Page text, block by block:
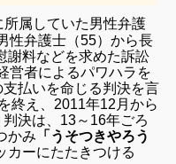
属していた男性弁護
性弁護士（55）から長
謝料などを求めた訴訟
営者によるパワハラを
払いを命じる判決を言
え、2011年12月から
決は、13～16年ごろ
かみ 「うそつきやろう
カーにたたきつける